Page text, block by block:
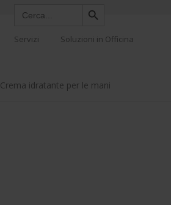
Servizi Soluzioni in Officina
Crema idratante per le mani